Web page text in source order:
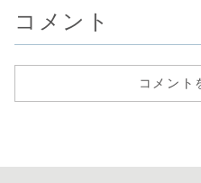
コメント
コメント